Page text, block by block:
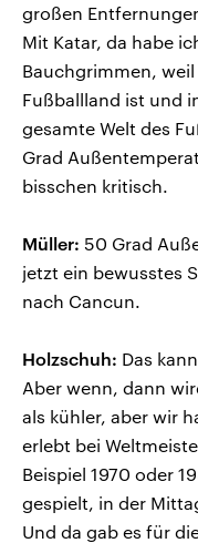
großen
Mit Katar, da habe
Bauchgrimmen, weil
Fußballland ist und
gesamte Welt des
Grad
bisschen kritisch.
Müller: 50 Grad
jetzt ein bewusstes
nach Cancun.
Holzschuh: Das
Aber wenn, dann
als kühler, aber wir
erlebt bei
Beispiel 1970 oder
gespielt, in der
Und da gab es für